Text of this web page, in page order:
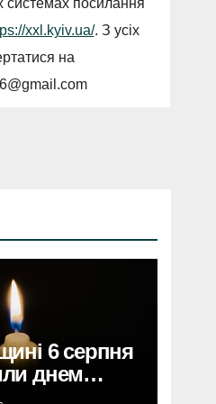
системах посилання
xxl.kyiv.ua/. З усіх
на
6 серпня
днем
в